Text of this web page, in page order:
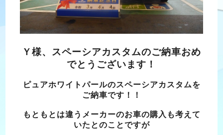
Ｙ様、スペーシアカスタムのご納車おめ
でとうございます！
ピュアホワイトパールのスペーシアカスタムを
ご納車です！！
もともとは違うメーカーのお車の購入も考えて
いたとのことですが